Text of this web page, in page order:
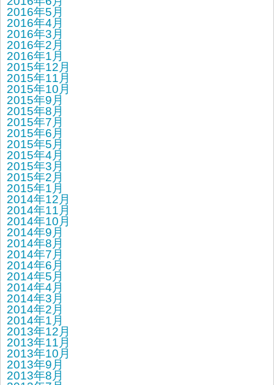
2016年5月
2016年4月
2016年3月
2016年2月
2016年1月
2015年12月
2015年11月
2015年10月
2015年9月
2015年8月
2015年7月
2015年6月
2015年5月
2015年4月
2015年3月
2015年2月
2015年1月
2014年12月
2014年11月
2014年10月
2014年9月
2014年8月
2014年7月
2014年6月
2014年5月
2014年4月
2014年3月
2014年2月
2014年1月
2013年12月
2013年11月
2013年10月
2013年9月
2013年8月